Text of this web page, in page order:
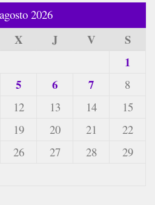
agosto 2026
X J V
S
1
5 6 7
8
12 13 14
15
19 20 21
22
26 27 28
29